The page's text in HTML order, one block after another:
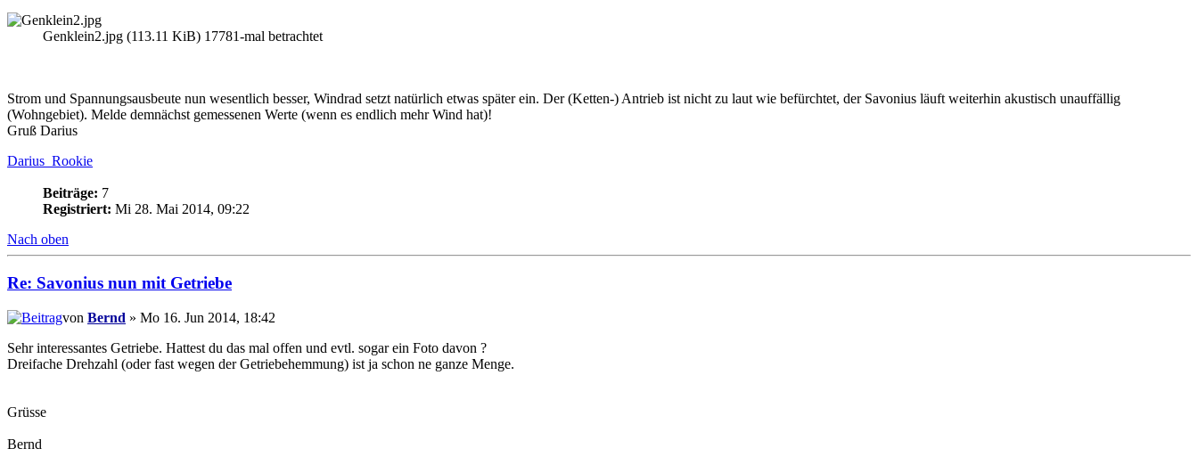
Genklein2.jpg (113.11 KiB) 17781-mal betrachtet
Strom und Spannungsausbeute nun wesentlich besser, Windrad setzt natürlich etwas später ein. Der (Ketten-) Antrieb ist nicht zu laut wie befürchtet, der Savonius läuft weiterhin akustisch unauffällig
(Wohngebiet). Melde demnächst gemessenen Werte (wenn es endlich mehr Wind hat)!
Gruß Darius
Darius_Rookie
Beiträge: 7
Registriert: Mi 28. Mai 2014, 09:22
Nach oben
Re: Savonius nun mit Getriebe
von Bernd » Mo 16. Jun 2014, 18:42
Sehr interessantes Getriebe. Hattest du das mal offen und evtl. sogar ein Foto davon ?
Dreifache Drehzahl (oder fast wegen der Getriebehemmung) ist ja schon ne ganze Menge.
Grüsse
Bernd